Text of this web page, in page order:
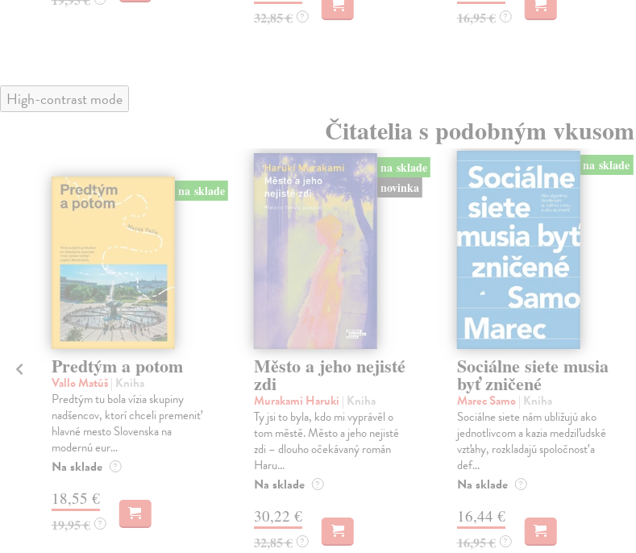
32,85 € ? 16,95 € ?
High-contrast mode
Čitatelia s podobným
na sklade
Predtým a potom
Vallo Matúš| Kniha
Predtým tu bola vízia skupiny
nadšencov, ktorí chceli premeniť
hlavné mesto Slovenska na
modernú eur...
Na sklade ?
18,55 €
19,95 € ?
na sklade
novinka
Město a jeho nejisté
zdi
Murakami Haruki | Kniha
Ty jsi to byla, kdo mi vyprávěl o
tom městě. Město a jeho nejisté
zdi – dlouho očekávaný román
Haru...
Na sklade ?
30,22 €
32,85 € ?
na sklade
Sociálne siete musia
byť zničené
Marec Samo| Kniha
Sociálne siete nám ubližujú ako
jednotlivcom a kazia medziľudské
vzťahy, rozkladajú spoločnosť a
def...
Na sklade ?
16,44 €
16,95 € ?